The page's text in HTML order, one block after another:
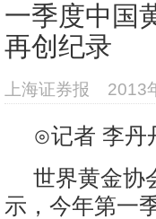
一季度中国
再创纪录
上海证券报 2013
⊙记者 李丹
世界黄金协
示，今年第一